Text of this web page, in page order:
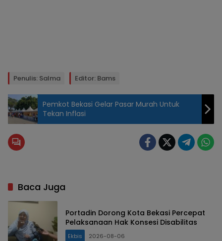
Penulis: Salma Editor: Bams
Pemkot Bekasi Gelar Pasar Murah Untuk
Tekan Inflasi
Baca Juga
Portadin Dorong Kota Bekasi Percepat
Pelaksanaan Hak Konsesi Disabilitas
Ekbis 2026-08-06